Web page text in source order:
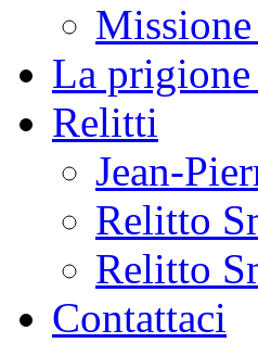
La
Relitti
Jean-
Relitto
Relitto
Contattaci